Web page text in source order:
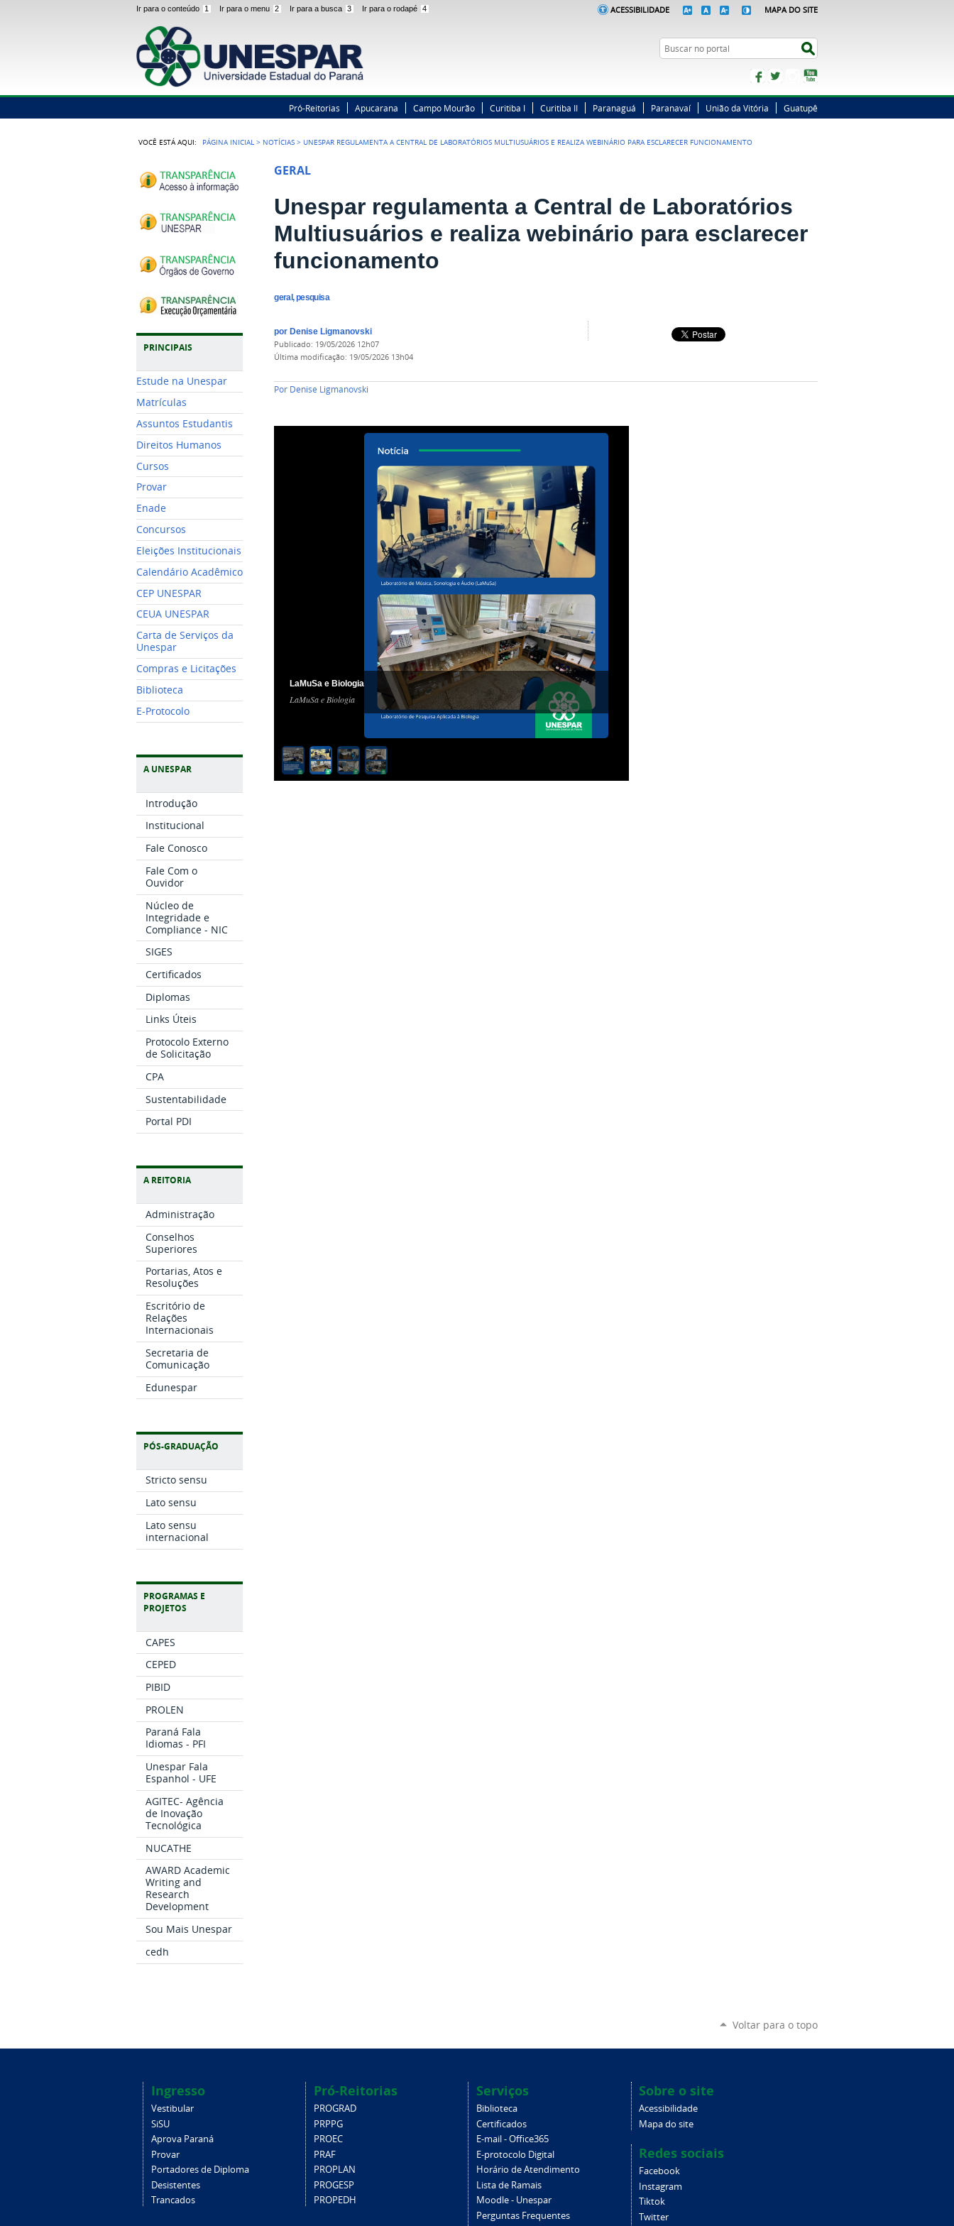
Ir para o conteúdo 1 Ir para o menu 2 Ir para a busca 3 Ir para o rodapé 4 ACESSIBILIDADE MAPA DO SITE
Busca
FacebookTwitterInstagram
Pró-Reitorias Apucarana Campo Mourão Curitiba I Curitiba II Paranaguá Paranavaí União da Vitória Guatupê
VOCÊ ESTÁ AQUI: PÁGINA INICIAL > NOTÍCIAS > UNESPAR REGULAMENTA A CENTRAL DE LABORATÓRIOS MULTIUSUÁRIOS E REALIZA WEBINÁRIO PARA ESCLARECER FUNCIONAMENTO
PRINCIPAIS
Estude na Unespar
Matrículas
Assuntos Estudantis
Direitos Humanos
Cursos
Provar
Enade
Concursos
Eleições Institucionais
Calendário Acadêmico
CEP UNESPAR
CEUA UNESPAR
Carta de Serviços da
Unespar
Compras e Licitações
Biblioteca
E-Protocolo
A UNESPAR
Introdução
Institucional
Fale Conosco
Fale Com o
Ouvidor
Núcleo de
Integridade e
Compliance - NIC
SIGES
Certificados
Diplomas
Links Úteis
Protocolo Externo
de Solicitação
CPA
Sustentabilidade
Portal PDI
A REITORIA
Administração
Conselhos
Superiores
Portarias, Atos e
Resoluções
Escritório de
Relações
Internacionais
Secretaria de
Comunicação
Edunespar
PÓS-GRADUAÇÃO
Stricto sensu
Lato sensu
Lato sensu
internacional
PROGRAMAS E
PROJETOS
CAPES
CEPED
PIBID
PROLEN
Paraná Fala
Idiomas - PFI
Unespar Fala
Espanhol - UFE
AGITEC- Agência
de Inovação
Tecnológica
NUCATHE
AWARD Academic
Writing and
Research
Development
Sou Mais Unespar
cedh
GERAL
Unespar regulamenta a Central de Laboratórios
Multiusuários e realiza webinário para esclarecer
funcionamento
geral, pesquisa
por Denise Ligmanovski
publicado: 19/05/2026 12h07
última modificação: 19/05/2026 13h04
Por Denise Ligmanovski
LaMuSa e Biologia
LaMuSa e Biologia
Voltar para o topo
Ingresso
Vestibular
SiSU
Aprova Paraná
Provar
Portadores de Diploma
Desistentes
Trancados
Pró-Reitorias
PROGRAD
PRPPG
PROEC
PRAF
PROPLAN
PROGESP
PROPEDH
Serviços
Biblioteca
Certificados
E-mail - Office365
E-protocolo Digital
Horário de Atendimento
Lista de Ramais
Moodle - Unespar
Perguntas Frequentes
Sobre o site
Acessibilidade
Mapa do site
Redes sociais
Facebook
Instagram
Tiktok
Twitter